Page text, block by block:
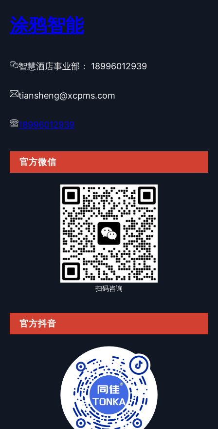
涂鸦智能
智慧酒店事业部： 18996012939
tiansheng@xcpms.com
18996012939
官方微信
扫码咨询
官方抖音